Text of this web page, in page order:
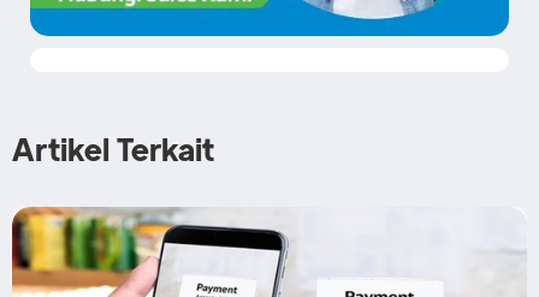
Artikel Terkait